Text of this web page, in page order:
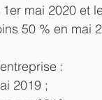
mai 2020 et
50 % en mai
:
2019 ;